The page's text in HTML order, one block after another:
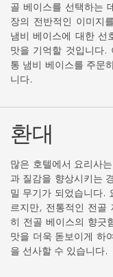
골 베이스를 선택하는
장의 전반적인 이미지
냄비 베이스에 대한 선
맛을 기억할 것입니다.
통 냄비 베이스를 주문
니다.
환대
많은 호텔에서 요리사
과 질감을 향상시키는
밀 무기가 되었습니다.
르지만, 전통적인 전골
히 전골 베이스의 향긋
맛을 더욱 돋보이게 하
을 선사할 수 있습니다.